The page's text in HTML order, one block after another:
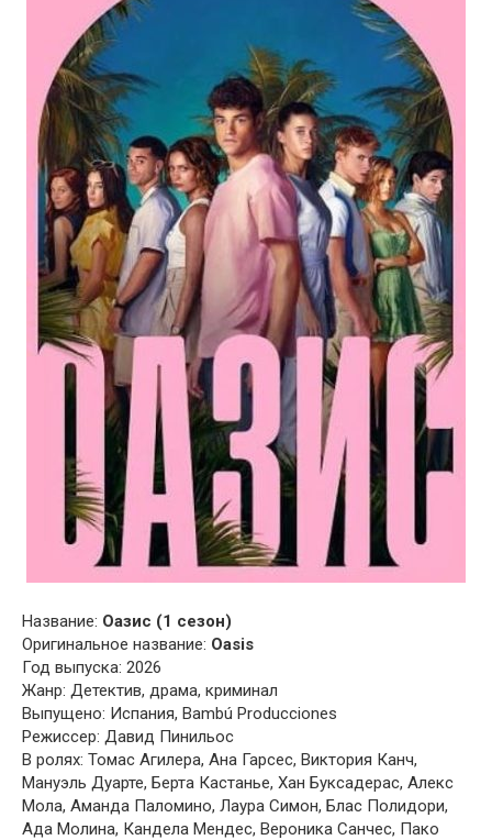
Название: Оазис (1 сезон)
Оригинальное название: Oasis
Год выпуска: 2026
Жанр: Детектив, драма, криминал
Выпущено: Испания, Bambú Producciones
Режиссер: Давид Пинильос
В ролях: Томас Агилера, Ана Гарсес, Виктория Канч,
Мануэль Дуарте, Берта Кастанье, Хан Буксадерас, Алекс
Мола, Аманда Паломино, Лаура Симон, Блас Полидори,
Ада Молина, Кандела Мендес, Вероника Санчес, Пако